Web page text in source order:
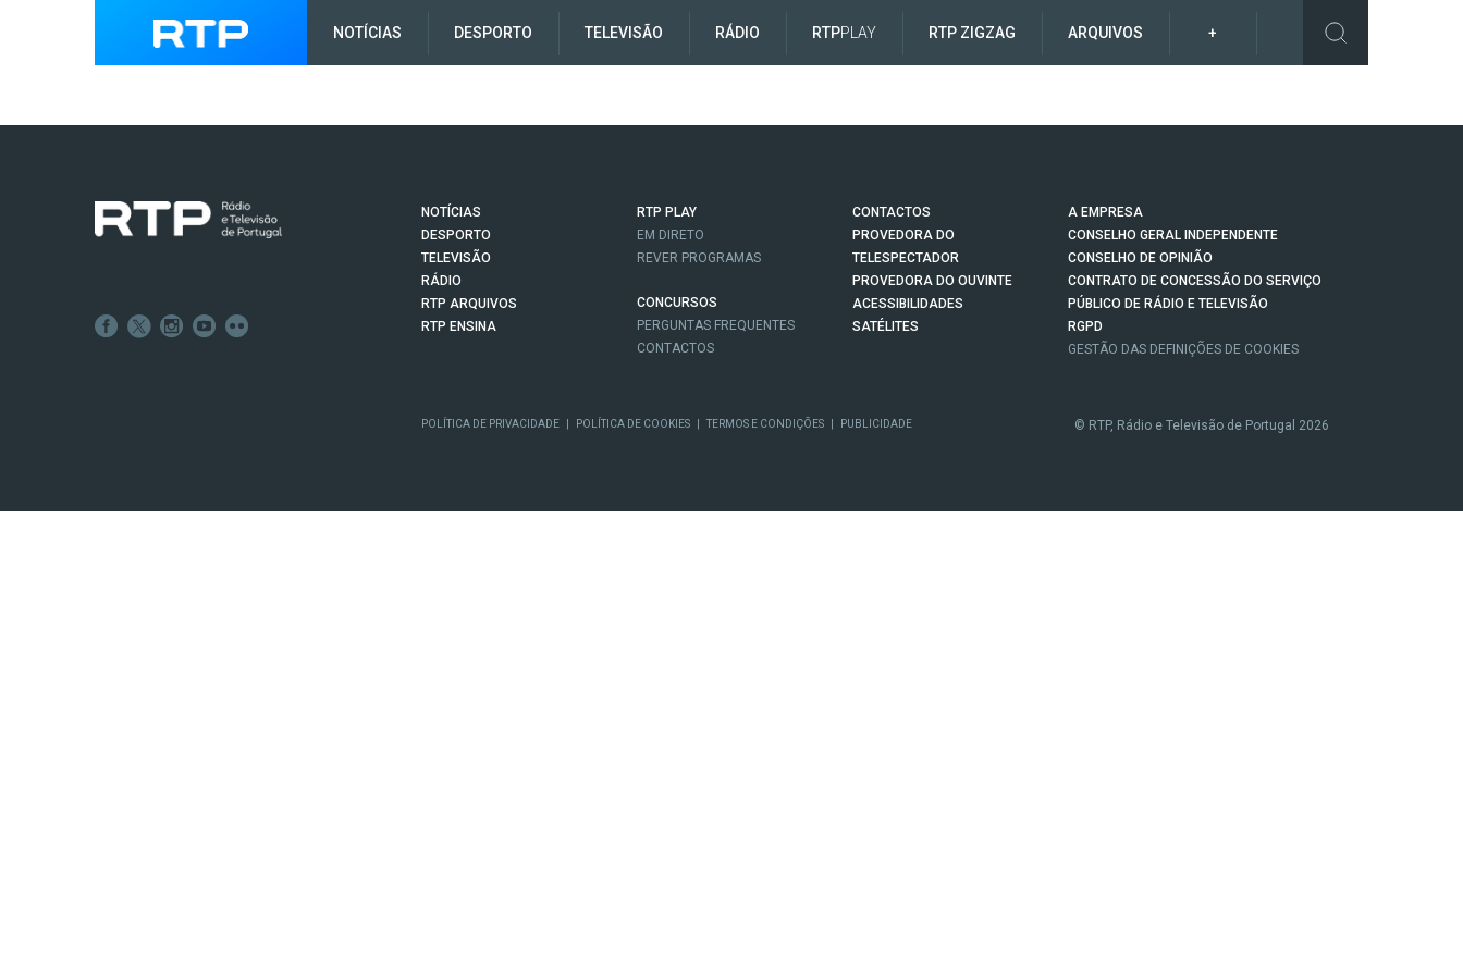
NOTÍCIAS DESPORTO TELEVISÃO RÁDIO RTPPLAY RTP ZIGZAG ARQUIVOS +
NOTÍCIAS
DESPORTO
TELEVISÃO
RÁDIO
RTP ARQUIVOS
RTP ENSINA
RTP PLAY
EM DIRETO
REVER PROGRAMAS
CONCURSOS
PERGUNTAS FREQUENTES
CONTACTOS
CONTACTOS
PROVEDORA DO
TELESPECTADOR
PROVEDORA DO OUVINTE
ACESSIBILIDADES
SATÉLITES
A EMPRESA
CONSELHO GERAL INDEPENDENTE
CONSELHO DE OPINIÃO
CONTRATO DE CONCESSÃO DO SERVIÇO
PÚBLICO DE RÁDIO E TELEVISÃO
RGPD
GESTÃO DAS DEFINIÇÕES DE COOKIES
POLÍTICA DE PRIVACIDADE POLÍTICA DE COOKIES TERMOS E CONDIÇÕES PUBLICIDADE © RTP, Rádio e Televisão de Portugal 2026